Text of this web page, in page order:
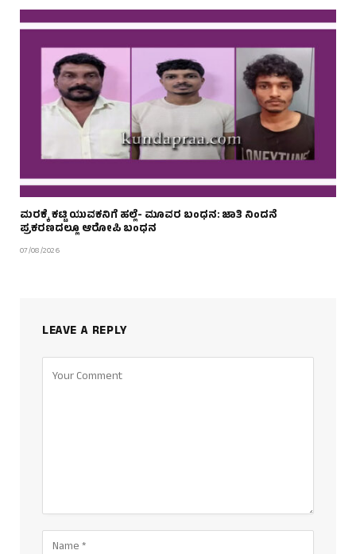
ಮರಕ್ಕೆ ಕಟ್ಟಿ ಯುವಕನಿಗೆ ಹಲ್ಲೆ- ಮೂವರ ಬಂಧನ: ಜಾತಿ ನಿಂದನೆ
ಪ್ರಕರಣದಲ್ಲೂ ಆರೋಪಿ ಬಂಧನ
07/08/2026
LEAVE A REPLY